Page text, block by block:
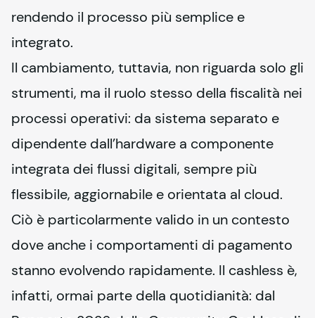
rendendo il processo più semplice e
integrato.
Il cambiamento, tuttavia, non riguarda solo gli
strumenti, ma il ruolo stesso della fiscalità nei
processi operativi: da sistema separato e
dipendente dall’hardware a componente
integrata dei flussi digitali, sempre più
flessibile, aggiornabile e orientata al cloud.
Ciò è particolarmente valido in un contesto
dove anche i comportamenti di pagamento
stanno evolvendo rapidamente. Il cashless è,
infatti, ormai parte della quotidianità: dal